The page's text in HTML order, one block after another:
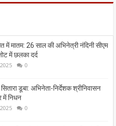
में मातम: 26 साल की अभिनेत्री नंदिनी सीएम
में छलका दर्द
0
डूबा: अभिनेता-निर्देशक श्रीनिवासन
में निधन
0